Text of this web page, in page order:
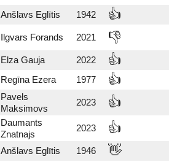
Anšlavs Eglītis 1942 👍
Ilgvars Forands 2021 👎
Elza Gauja 2022 👍
Regīna Ezera 1977 👍
Pavels
Maksimovs
2023 👍
Daumants
Znatnajs
2023 👍
Anšlavs Eglītis 1946 👋